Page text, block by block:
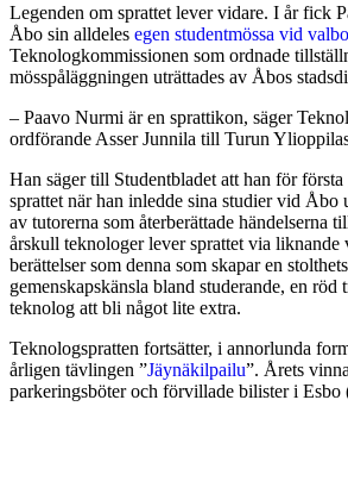
Legenden om sprattet lever vidare. I år fick
Åbo sin alldeles egen studentmössa vid
Teknologkommissionen som ordnade
mösspåläggningen uträttades av Åbos
– Paavo Nurmi är en sprattikon, säger
ordförande Asser Junnila till Turun
Han säger till Studentbladet att han för
sprattet när han inledde sina studier vid Åbo
av tutorerna som återberättade händelserna
årskull teknologer lever sprattet via liknande
berättelser som denna som skapar en
gemenskapskänsla bland studerande, en röd
teknolog att bli något lite extra.
Teknologspratten fortsätter, i annorlunda
årligen tävlingen ”Jäynäkilpailu”. Årets
parkeringsböter och förvillade bilister i Esbo